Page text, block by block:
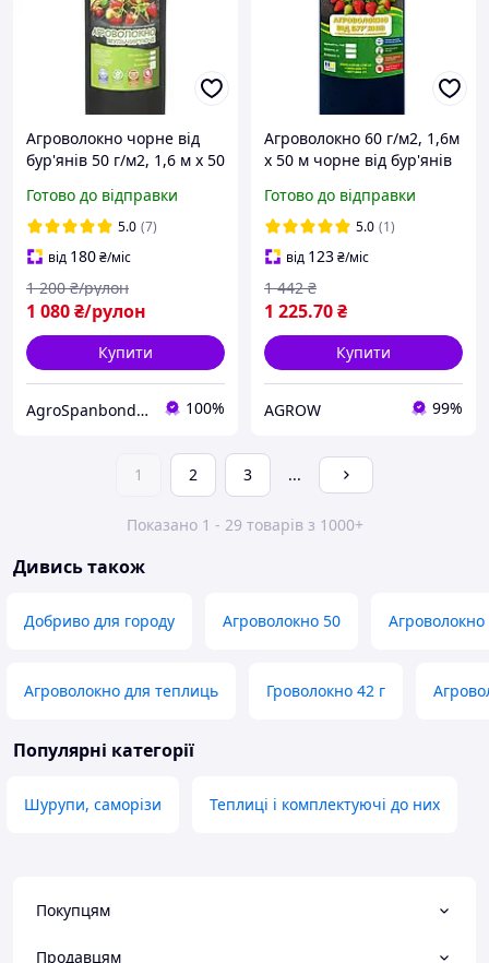
Агроволокно чорне від
бур'янів 50 г/м2, 1,6 м х 50
Україна
Готово до відправки
5.0 (7)
від 180₴/міс
1 080₴/рулон
1 200 ₴/рулон
Купити
AgroSpanbond-Market 100%
Агроволокно 60 г/м2, 1,6м
х 50 м чорне від бур'янів
Готово до відправки
5.0 (1)
від 123₴/міс
1 225.70₴
1 442 ₴
Купити
AGROW 99%
1 2 3 ...
Показано 1 - 29 товарів з 1000+
Дивись також
Добриво для городу Агроволокно 50 Агроволокно
Агроволокно для теплиць Гроволокно 42 г
Популярні категорії
Шурупи, саморізи Теплиці і комплектуючі до них
Покупцям
Продавцям